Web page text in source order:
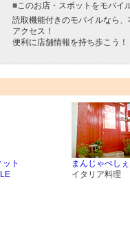
■このお店・スポットをモバイ
読取機能付きのモバイルなら
アクセス！
便利に店舗情報を持ち歩こう！
ト
まんじゃぺしぇ
イタリア料理